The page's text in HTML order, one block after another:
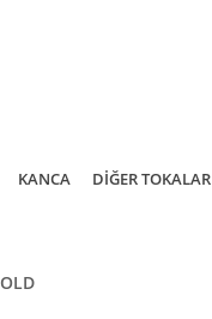
KANCA DİĞER TOKALAR